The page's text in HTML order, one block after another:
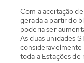
Com a aceitação
gerada a partir do
poderia ser
As duas unidades
consideravelmente
toda a Estações